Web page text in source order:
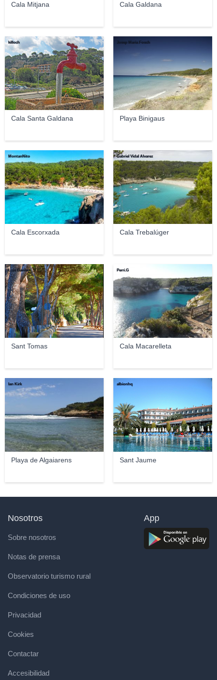
Cala Mitjana Cala Galdana
Cala Santa Galdana
killoch
Playa Binigaus
Josep Maria Fosch
Cala Escorxada
MontanNito
Cala Trebalúger
Gabriel Vidal Álvarez
Sant Tomas
Luis Gavilan
Cala Macarelleta
Perri.G
Playa de Algaiarens
Ian Kirk
Sant Jaume
albionhq
Nosotros
Sobre nosotros
Notas de prensa
Observatorio turismo rural
Condiciones de uso
Privacidad
Cookies
Contactar
Accesibilidad
App